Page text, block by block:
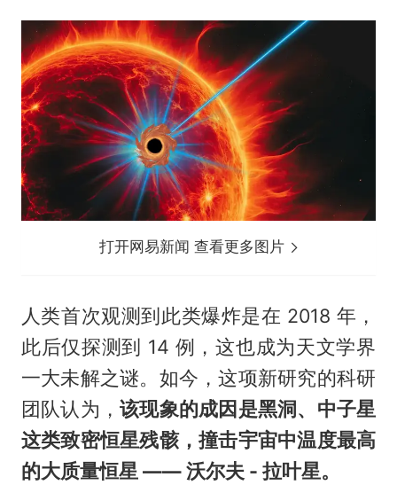
打开网易新闻 查看更多图片
人类首次观测到此类爆炸是在 2018 年，
此后仅探测到 14 例，这也成为天文学界
一大未解之谜。如今，这项新研究的科研
团队认为，该现象的成因是黑洞、中子星
这类致密恒星残骸，撞击宇宙中温度最高
的大质量恒星 —— 沃尔夫 - 拉叶星。